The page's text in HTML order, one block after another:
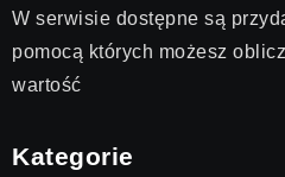
W serwisie dostępne są
pomocą których możesz
wartość
Kategorie